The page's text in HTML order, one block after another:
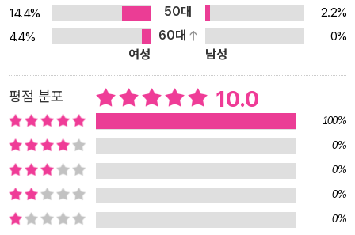
배울 수 있다. 이렇게 나와 우리, 세상이 경제로 연결되어 있는 것을
보며 아이들은 나의 선택이 나만의 행복을 넘어서 다른 사람의 행복,
다. 책의 말미에서 이 책은 앞으로 우리가 어떤 소비자가 되면 좋을지
넌지시 묻는다. 소비자 한 사람 한 사람이 얼마나 건강한 가치관을 갖
느냐에 따라 건강한 사회를 만들어 갈 수 있기 때문이다. 이 책은 독자
들에게 다른 사람의 삶과 지구 환경, 우리의 미래를 생각하며 경제생
활을 한다면 ‘모두가 잘 사는 세상’이 될 수 있다고 강조한다.
14.4%
50대
2.2%
4.4%
60대
0%
여성
남성
평점 분포 10.0
100%
0%
0%
0%
0%